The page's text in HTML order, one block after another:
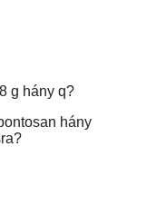
g hány q?
hány